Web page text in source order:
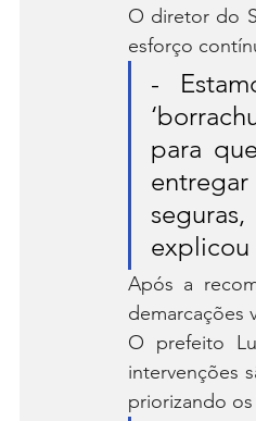
O diretor do
esforço
-
para
explicou
Após a
demarcações
O prefeito
intervenções
priorizando